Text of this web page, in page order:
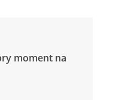
moment na